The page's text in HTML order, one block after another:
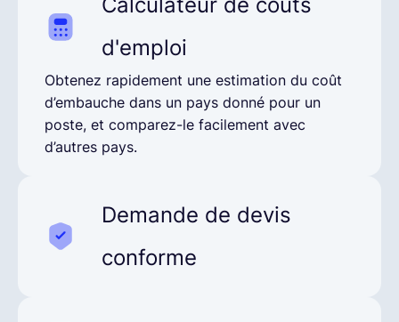
d'emploi
Obtenez rapidement une estimation du coût
d’embauche dans un pays donné pour un
poste, et comparez-le facilement avec
d’autres pays.
Demande de devis
conforme